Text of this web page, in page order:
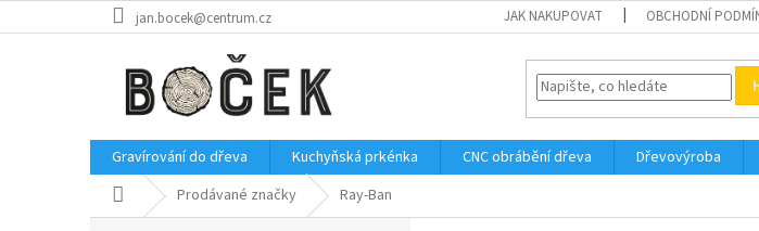
na
jan.bocek@centrum.cz JAK NAKUPOVAT OBCHODNÍ
Gravírování do dřeva Kuchyňská prkénka CNC obrábění dřeva Dřevovýroba
Domů Prodávané značky Ray-Ban